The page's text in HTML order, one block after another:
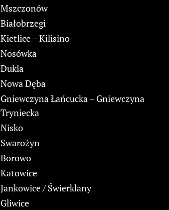
Mszczonów
Białobrzegi
Kietlice – Kilisino
Nosówka
Dukla
Nowa Dęba
Gniewczyna Łańcucka – Gniewczyna
Tryniecka
Nisko
Swarożyn
Borowo
Katowice
Jankowice / Świerklany
Gliwice